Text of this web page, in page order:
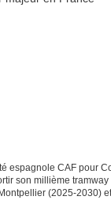
espagnole CAF pour
son millième
(2025-2030)